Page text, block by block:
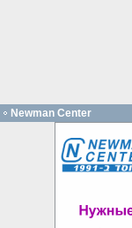
Newman Center